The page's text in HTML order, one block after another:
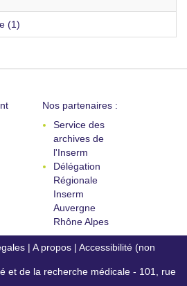
(1)
Nos partenaires :
Service des
archives de
l'Inserm
Délégation
Régionale
Inserm
Auvergne
Rhône Alpes
| A propos | Accessibilité (non
conforme)
et de la recherche médicale - 101, rue